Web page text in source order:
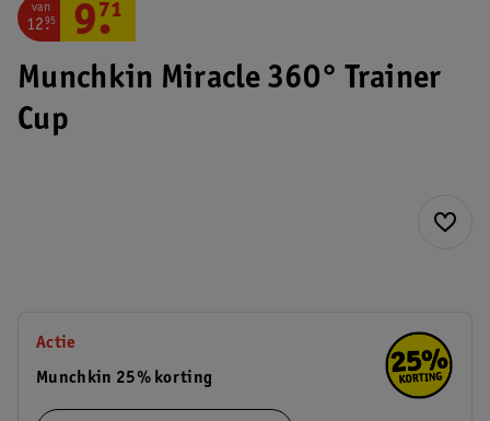
Munchkin Miracle 360° Trainer
Cup
van
12.
95 9.
71
Actie
Munchkin 25% korting